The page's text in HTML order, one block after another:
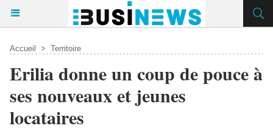
Accueil > Territoire
Erilia donne un coup de pouce à
ses nouveaux et jeunes
locataires